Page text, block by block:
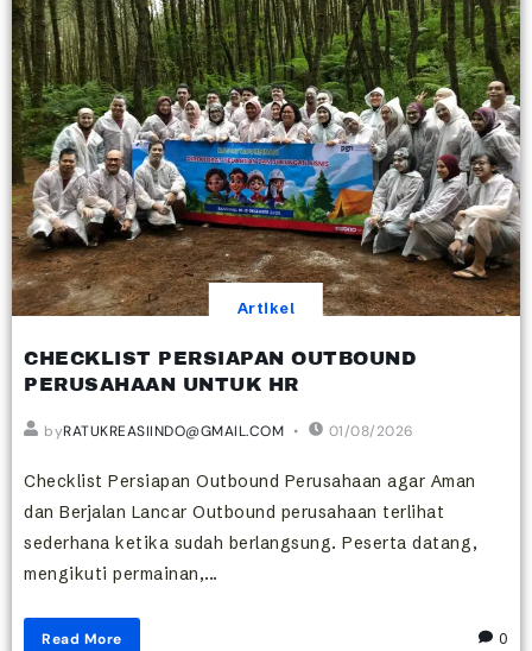
Artikel
CHECKLIST PERSIAPAN OUTBOUND
PERUSAHAAN UNTUK HR
byRATUKREASIINDO@GMAIL.COM 01/08/2026
Checklist Persiapan Outbound Perusahaan agar Aman
dan Berjalan Lancar Outbound perusahaan terlihat
sederhana ketika sudah berlangsung. Peserta datang,
mengikuti permainan,...
Read More 0